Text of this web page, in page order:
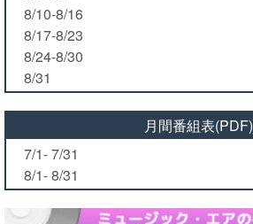
8/10-8/16
8/17-8/23
8/24-8/30
8/31
月間番組表(PDF)
7/1- 7/31
8/1- 8/31